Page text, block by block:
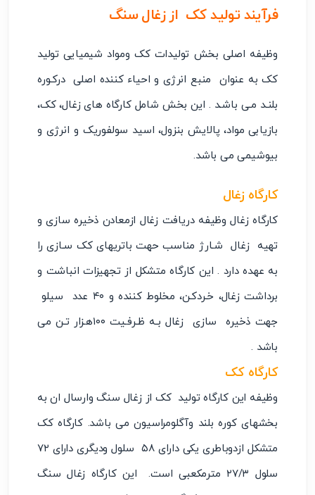
فرآیند تولید کک از زغال سنگ
وظیفه اصلی بخش تولیدات کک ومواد شیمیایی تولید
کک به عنوان منبع انرژی و احیاء کننده اصلی درکـوره
بلنـد مـی باشـد . این بخش شامل کارگاه های زغال، کک،
بازیابی مواد، پالایش بنزول، اسید سولفوریک و انرژی و
بیوشیمی می باشد.
کارگاه زغال
کارگاه زغال وظیفه دریافت زغال ازمعادن ذخیره سازی و
تهیه زغال شـارژ مناسب حهت باتریهای کک سـازی را
به عهده دارد . این کارگاه متشکل از تجهیزات انباشت و
برداشت زغال، خـردکـن، مخلوط کننده و ۴۰ عدد سیلو
جهت ذخیره سازی زغال بـه ظـرفـیت ۱۰۰هـزار تـن می
باشد .
کارگاه کک
وظیفه این کارگاه تولید کک از زغال سنگ وارسال ان به
بخشهای کوره بلند وآگلومراسیون می باشد. کارگاه کک
متشکل ازدوباطری یکی دارای ۵۸ سلول ودیگری دارای ۷۲
سلول ۲۷/۳ مترمکعبی است. این کارگاه زغال سنگ